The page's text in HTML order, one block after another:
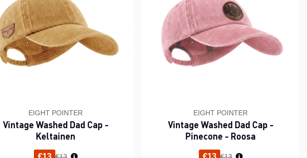
EIGHT POINTER
Vintage Washed Dad Cap -
Keltainen
€13 Normaali hinta
€13
EIGHT POINTER
Vintage Washed Dad Cap -
Pinecone - Roosa
€13 Normaali hinta
€13